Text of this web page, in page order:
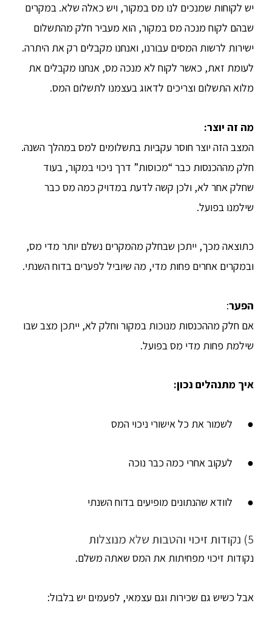
יש לקוחות שמנכים לנו מס במקור, ויש כאלה שלא. במקרים
שבהם לקוח מנכה מס במקור, הוא מעביר חלק מהתשלום
ישירות לרשות המסים עבורנו, ואנחנו מקבלים רק את היתרה.
לעומת זאת, כאשר לקוח לא מנכה מס, אנחנו מקבלים את
מלוא התשלום וצריכים לדאוג בעצמנו לתשלום המס.
מה זה יוצר:
המצב הזה יוצר חוסר עקביות בתשלומים למס במהלך השנה.
חלק מההכנסות כבר “מכוסות” דרך ניכוי במקור, בעוד
שחלק אחר לא, ולכן קשה לדעת במדויק כמה מס כבר
שילמנו בפועל.
כתוצאה מכך, ייתכן שבחלק מהמקרים נשלם יותר מדי מס,
ובמקרים אחרים פחות מדי, מה שיוביל לפערים בדוח השנתי.
הפער:
אם חלק מההכנסות מנוכות במקור וחלק לא, ייתכן מצב שבו
שילמת פחות מדי מס בפועל.
איך מתנהלים נכון:
● לשמור את כל אישורי ניכוי המס
● לעקוב אחרי כמה כבר נוכה
● לוודא שהנתונים מופיעים בדוח השנתי
5) נקודות זיכוי והטבות שלא מנוצלות
נקודות זיכוי מפחיתות את המס שאתה משלם.
אבל כשיש גם שכירות וגם עצמאי, לפעמים יש בלבול: